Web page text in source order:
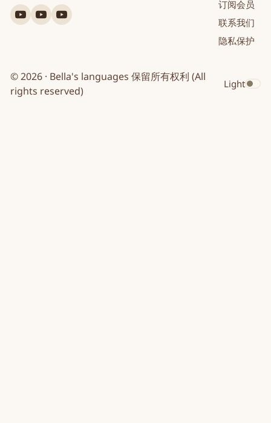
YouTube
英
YouTube
法
YouTube
日
订阅会员
联系我们
隐私保护
© 2026 · Bella's languages 保留所有权利 (All
rights reserved)
Toggle
Light